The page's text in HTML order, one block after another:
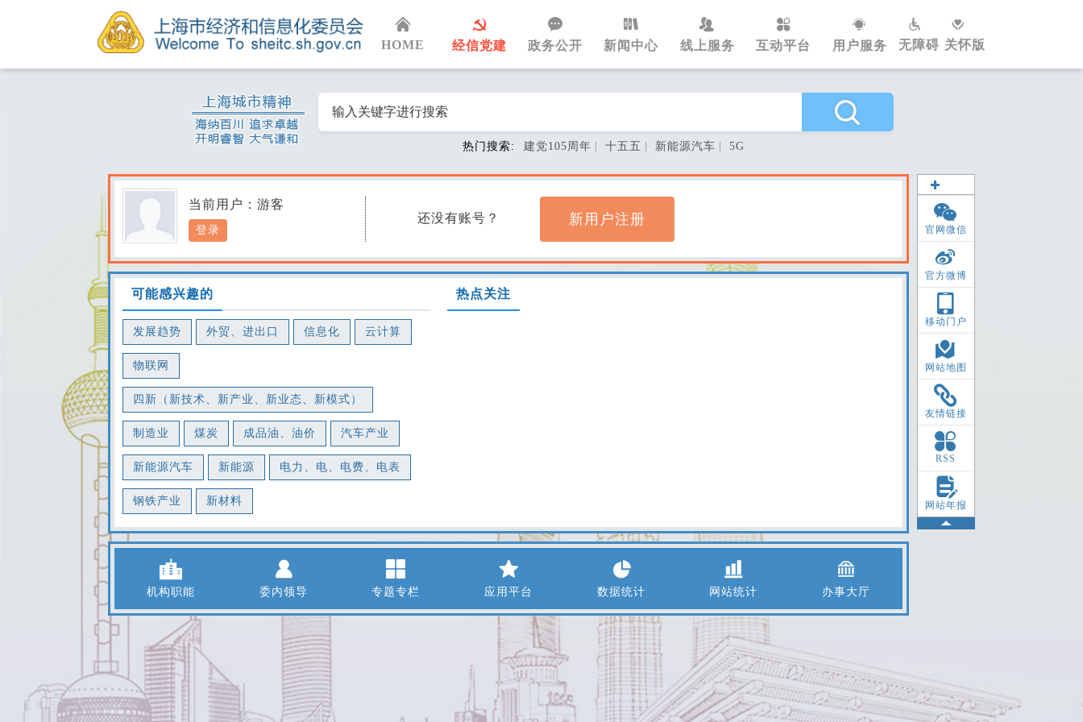
HOME 经信党建 政务公开 新闻中心 线上服务 互动平台 用户服务 无障碍 关怀版
热门搜索: 建党105周年 十五五 新能源汽车 5G
当前用户：游客
登录
还没有账号？ 新用户注册
可能感兴趣的
发展趋势 外贸、进出口 信息化 云计算
物联网
四新（新技术、新产业、新业态、新模式）
制造业 煤炭 成品油、油价 汽车产业
新能源汽车 新能源 电力、电、电费、电表
钢铁产业 新材料
热点关注
机构职能 委内领导 专题专栏 应用平台 数据统计 网站统计 办事大厅
官网微信
官方微博
移动门户
网站地图
友情链接
RSS
网站年报